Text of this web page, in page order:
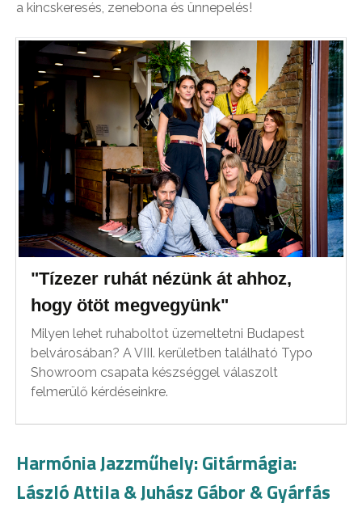
a kincskeresés, zenebona és ünnepelés!
"Tízezer ruhát nézünk át ahhoz,
hogy ötöt megvegyünk"
Milyen lehet ruhaboltot üzemeltetni Budapest
belvárosában? A VIII. kerületben található Typo
Showroom csapata készséggel válaszolt
felmerülő kérdéseinkre.
Harmónia Jazzműhely: Gitármágia:
László Attila & Juhász Gábor & Gyárfás